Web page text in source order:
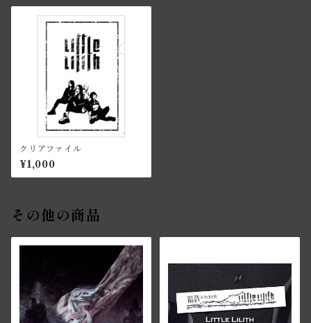
クリアファイル
¥1,000
その他の商品